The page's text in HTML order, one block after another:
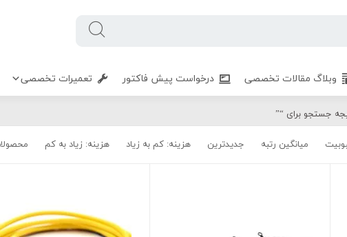
وبلاگ مقالات تخصصی درخواست پیش فاکتور تعمیرات تخصصی
جستجو برای “”
میانگین رتبه جدیدترین هزینه: کم به زیاد هزینه: زیاد به کم